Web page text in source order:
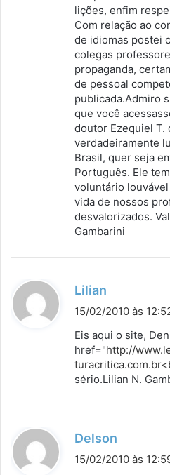
e
:
lições, enfim
Com relação ao
de idiomas postei
colegas
propaganda,
de pessoal
publicada.Admiro
que você
doutor Ezequiel T.
verdadeiramente
Brasil, quer seja
Português. Ele
voluntário
vida de nossos
desvalorizados.
Gambarini
Lilian
i
s
e
:
15/02/2010 às
Eis aqui o site,
href="http://
sério.Lilian N.
Delson
i
15/02/2010 às